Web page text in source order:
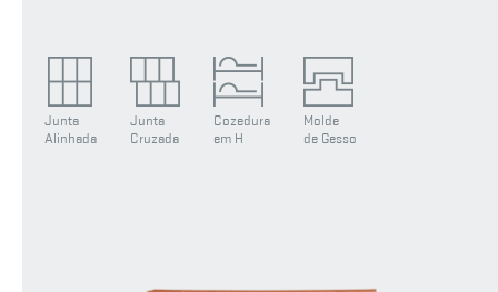
Junta
Alinhada
Junta
Cruzada
Cozedura
em H
Molde
de Gesso